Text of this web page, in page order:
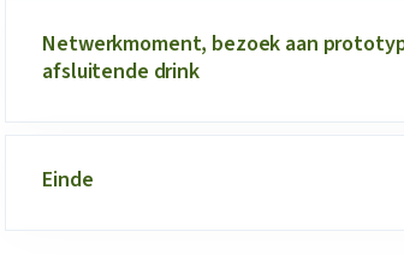
Netwerkmoment, bezoek aan
afsluitende drink
Einde